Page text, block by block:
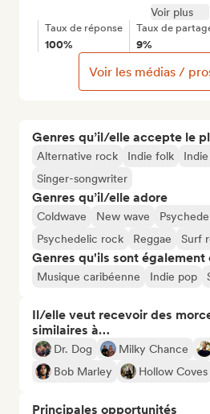
Genres qu’il/elle accepte le
Alternative rock Indie folk
Singer-songwriter
Genres qu’il/elle adore
Coldwave New wave
Psychedelic rock
Reggae Surf
Genres qu'ils sont
Musique caribéenne Indie pop
Il/elle veut recevoir des
similaires à…
Dr. Dog Milky Chance
Bob Marley
Hollow Coves
Principales opportunités
Voir plus
Taux de réponse
100%
Taux de
9%
Voir les médias /